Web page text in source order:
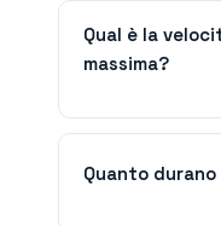
Qual è la
massima?
Quanto